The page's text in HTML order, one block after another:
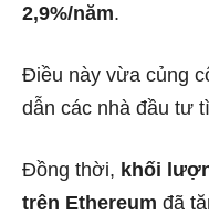
2,9%/năm.
Điều này vừa củng
dẫn các nhà đầu tư
Đồng thời, khối
trên Ethereum đã